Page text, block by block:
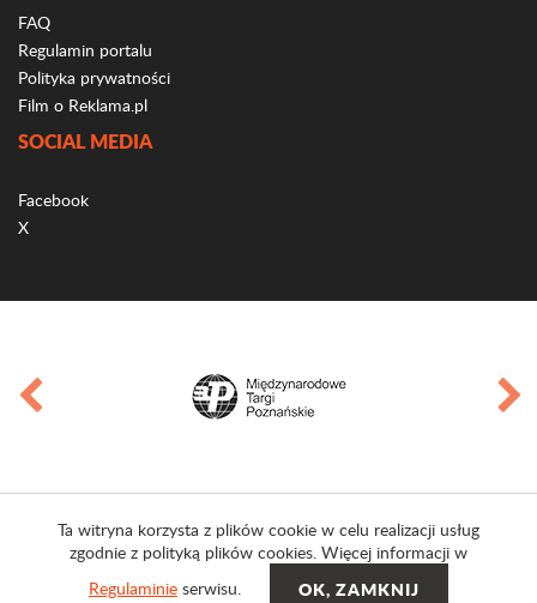
FAQ
Regulamin portalu
Polityka prywatności
Film o Reklama.pl
SOCIAL MEDIA
Facebook
X
Ta witryna korzysta z plików cookie w celu realizacji usług
zgodnie z polityką plików cookies. Więcej informacji w
Regulaminie serwisu.